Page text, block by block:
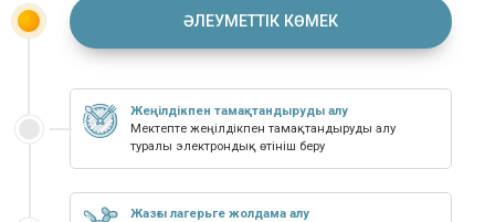
ӘЛЕУМЕТТІК КӨМЕК
Жеңілдікпен тамақтандыруды алу
Мектепте жеңілдікпен тамақтандыруды алу
туралы электрондық өтініш беру
Жазғы лагерьге жолдама алу